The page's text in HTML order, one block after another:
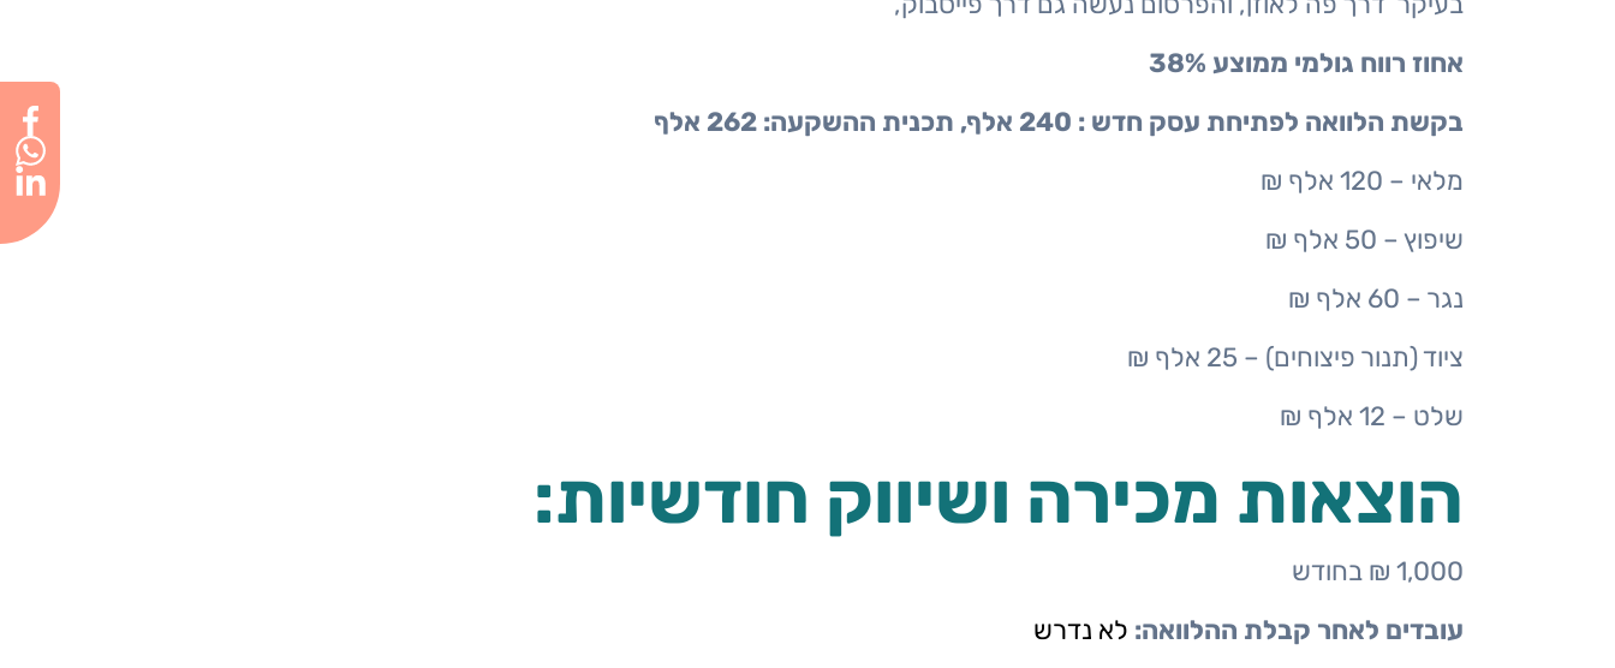
אחוז רווח גולמי ממוצע 38%
בקשת הלוואה לפתיחת עסק חדש : 240 אלף, תכנית ההשקעה: 262 אלף
מלאי – 120 אלף ₪
שיפוץ – 50 אלף ₪
נגר – 60 אלף ₪
ציוד (תנור פיצוחים) – 25 אלף ₪
שלט – 12 אלף ₪
הוצאות מכירה ושיווק חודשיות:
1,000 ₪ בחודש
עובדים לאחר קבלת ההלוואה: לא נדרש